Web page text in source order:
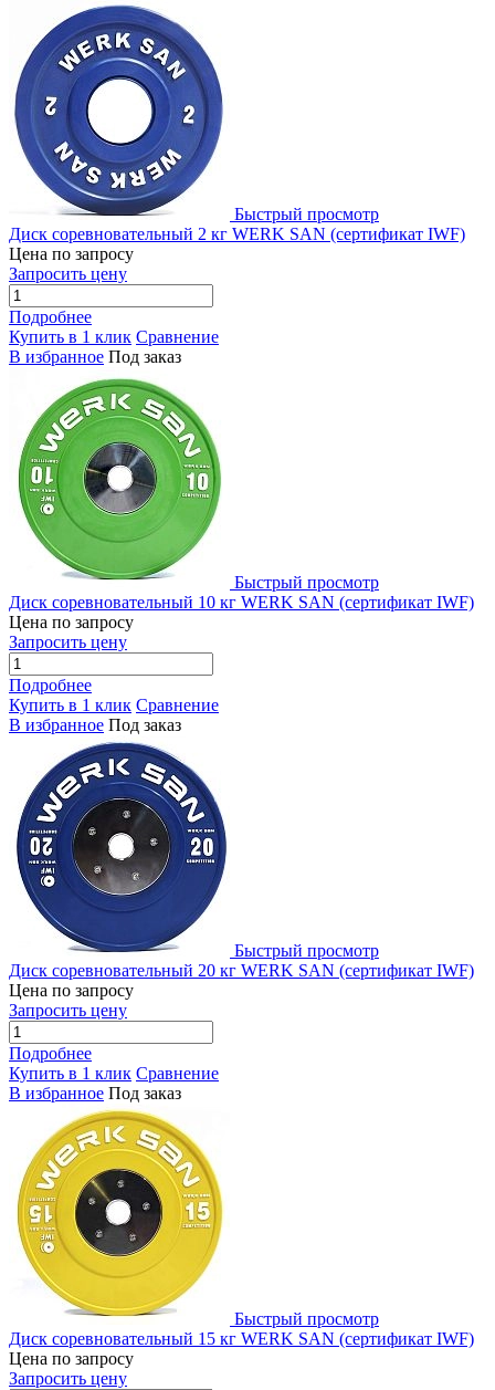
Быстрый просмотр
Диск соревновательный 2 кг WERK SAN (сертификат IWF)
Цена по запросу
Запросить цену
Подробнее
Купить в 1 клик Сравнение
В избранное Под заказ
Быстрый просмотр
Диск соревновательный 10 кг WERK SAN (сертификат IWF)
Цена по запросу
Запросить цену
Подробнее
Купить в 1 клик Сравнение
В избранное Под заказ
Быстрый просмотр
Диск соревновательный 20 кг WERK SAN (сертификат IWF)
Цена по запросу
Запросить цену
Подробнее
Купить в 1 клик Сравнение
В избранное Под заказ
Быстрый просмотр
Диск соревновательный 15 кг WERK SAN (сертификат IWF)
Цена по запросу
Запросить цену